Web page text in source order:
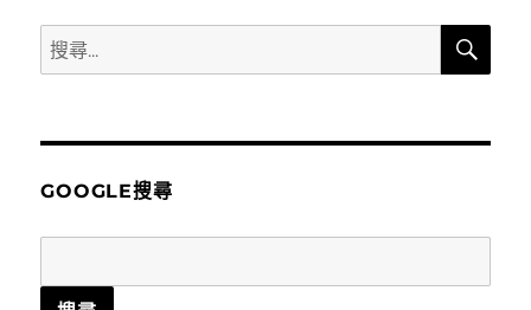
搜
尋
鍵
搜
GOOGLE搜尋